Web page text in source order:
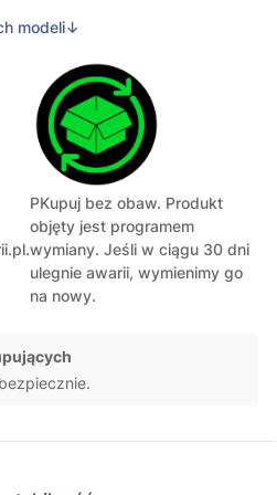
modeli↓
PKupuj bez obaw. Produkt
objęty jest programem
wymiany. Jeśli w ciągu 30 dni
ulegnie awarii, wymienimy go
na nowy.